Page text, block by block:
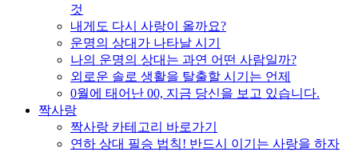
것
내게도 다시 사랑이 올까요?
운명의 상대가 나타날 시기
나의 운명의 상대는 과연 어떤 사람일까?
외로운 솔로 생활을 탈출할 시기는 언제
0월에 태어난 00, 지금 당신을 보고 있습니다.
짝사랑
짝사랑 카테고리 바로가기
연하 상대 필승 법칙! 반드시 이기는 사랑을 하자